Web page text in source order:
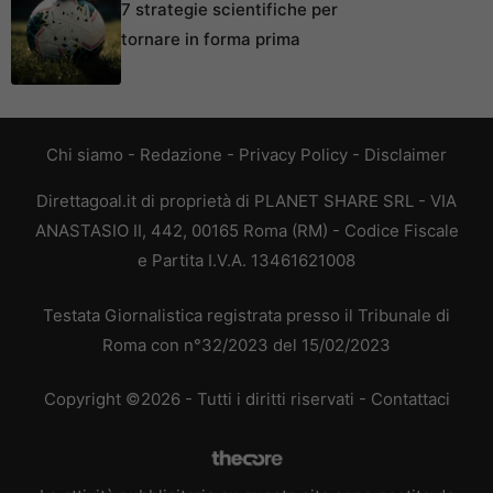
7 strategie scientifiche per
tornare in forma prima
Chi siamo - Redazione - Privacy Policy - Disclaimer
Direttagoal.it di proprietà di PLANET SHARE SRL - VIA
ANASTASIO II, 442, 00165 Roma (RM) - Codice Fiscale
e Partita I.V.A. 13461621008
Testata Giornalistica registrata presso il Tribunale di
Roma con n°32/2023 del 15/02/2023
Copyright ©2026 - Tutti i diritti riservati - Contattaci